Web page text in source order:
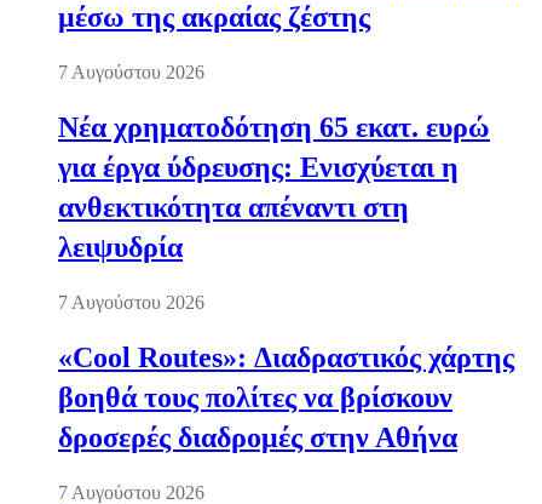
μέσω της ακραίας ζέστης
7 Αυγούστου 2026
Νέα χρηματοδότηση 65 εκατ. ευρώ
για έργα ύδρευσης: Ενισχύεται η
ανθεκτικότητα απέναντι στη
λειψυδρία
7 Αυγούστου 2026
«Cool Routes»: Διαδραστικός χάρτης
βοηθά τους πολίτες να βρίσκουν
δροσερές διαδρομές στην Αθήνα
7 Αυγούστου 2026